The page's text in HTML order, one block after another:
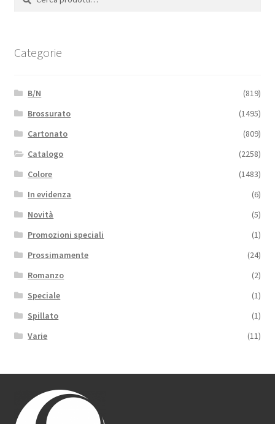
Categorie
B/N
(819)
Brossurato
(1495)
Cartonato
(809)
Catalogo
(2258)
Colore
(1483)
In evidenza
(6)
Novità
(5)
Promozioni speciali
(1)
Prossimamente
(24)
Romanzo
(2)
Speciale
(1)
Spillato
(1)
Varie
(11)